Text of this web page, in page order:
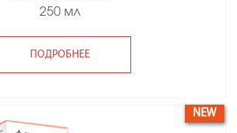
250 мл
ПОДРОБНЕЕ
NEW